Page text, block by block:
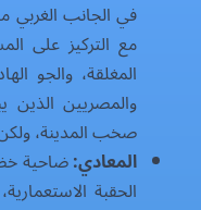
في الجانب الغربي
مع التركيز على
المغلقة، والجو
والمصريين الذين
صخب المدينة،
المعادي:ضاحية
الحقبة